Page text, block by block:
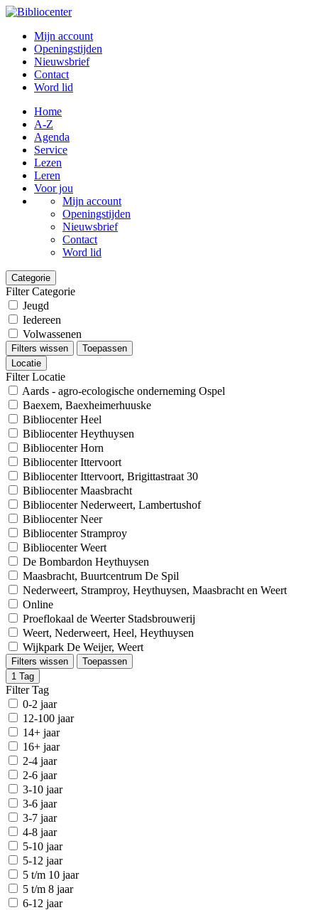
Mijn account
Openingstijden
Nieuwsbrief
Contact
Word lid
Home
A-Z
Agenda
Service
Lezen
Leren
Voor jou
Mijn account
Openingstijden
Nieuwsbrief
Contact
Word lid
Categorie
Filter Categorie
Jeugd
Iedereen
Volwassenen
Filters wissen
Toepassen
Locatie
Filter Locatie
Aards - agro-ecologische onderneming Ospel
Baexem, Baexheimerhuuske
Bibliocenter Heel
Bibliocenter Heythuysen
Bibliocenter Horn
Bibliocenter Ittervoort
Bibliocenter Ittervoort, Brigittastraat 30
Bibliocenter Maasbracht
Bibliocenter Nederweert, Lambertushof
Bibliocenter Neer
Bibliocenter Stramproy
Bibliocenter Weert
De Bombardon Heythuysen
Maasbracht, Buurtcentrum De Spil
Nederweert, Stramproy, Heythuysen, Maasbracht en Weert
Online
Proeflokaal de Weerter Stadsbrouwerij
Weert, Nederweert, Heel, Heythuysen
Wijkpark De Weijer, Weert
Filters wissen
Toepassen
1 Tag
Filter Tag
0-2 jaar
12-100 jaar
14+ jaar
16+ jaar
2-4 jaar
2-6 jaar
3-10 jaar
3-6 jaar
3-7 jaar
4-8 jaar
5-10 jaar
5-12 jaar
5 t/m 10 jaar
5 t/m 8 jaar
6-12 jaar